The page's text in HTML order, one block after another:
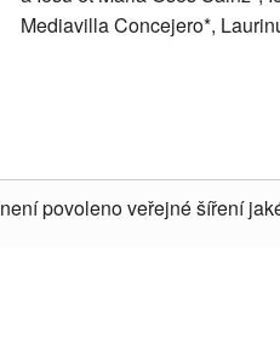
Mediavilla Concejero*,
není povoleno veřejné šíření